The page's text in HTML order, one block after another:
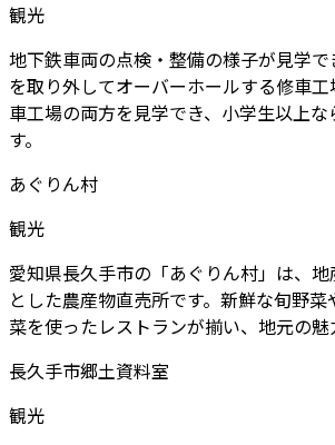
観光
地下鉄車両の点検・整備の様子が見学
を取り外してオーバーホールする修車
車工場の両方を見学でき、小学生以上
す。
あぐりん村
観光
愛知県長久手市の「あぐりん村」は、
とした農産物直売所です。新鮮な旬野
菜を使ったレストランが揃い、地元の魅
長久手市郷土資料室
観光